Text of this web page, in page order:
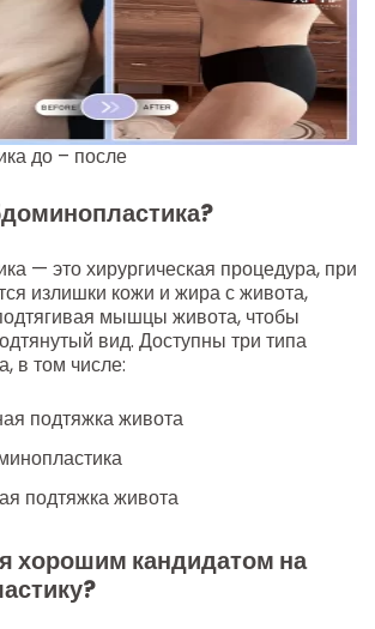
до – после
— это хирургическая процедура, при
излишки кожи и жира с живота,
мышцы живота, чтобы
вид. Доступны три типа
в том числе:
подтяжка живота
подтяжка живота
хорошим кандидатом на